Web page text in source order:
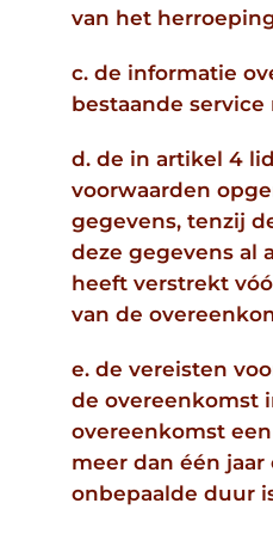
van het
c. de informatie
bestaande service
d. de in artikel 4
voorwaarden
gegevens, tenzij
deze gegevens al
heeft verstrekt
van de
e. de vereisten
de overeenkomst
overeenkomst
meer dan één jaar
onbepaalde duur